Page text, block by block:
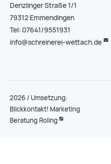
Denzlinger Straße 1/1
79312 Emmendingen
Tel: 07641/9551931
info@schreinerei-wettach.de
2026 / Umsetzung:
Blickkontakt! Marketing
Beratung Roling